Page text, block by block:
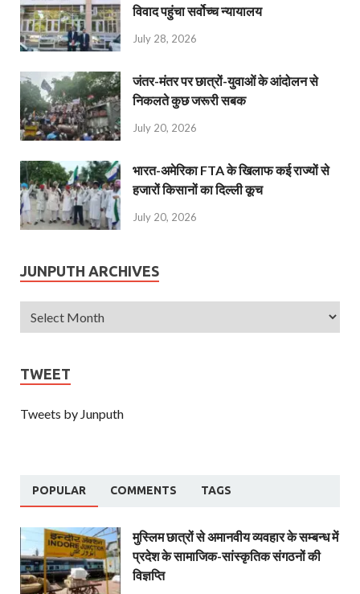
विवाद पहुंचा सर्वोच्च न्यायालय
July 28, 2026
जंतर-मंतर पर छात्रों-युवाओं के आंदोलन से
निकलते कुछ जरूरी सबक
July 20, 2026
भारत-अमेरिका FTA के खिलाफ कई राज्यों से
हजारों किसानों का दिल्ली कूच
July 20, 2026
JUNPUTH ARCHIVES
TWEET
Tweets by Junputh
POPULAR COMMENTS TAGS
मुस्लिम छात्रों से अमानवीय व्यवहार के सम्बन्ध में
प्रदेश के सामाजिक-सांस्कृतिक संगठनों की
विज्ञप्ति